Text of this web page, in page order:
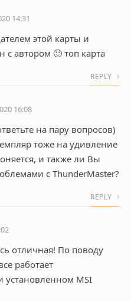
14:31
этой карты и
с автором 🙂 топ карта
REPLY
16:08
на пару вопросов)
тоже на удивление
и также ли Вы
с ThunderMaster?
REPLY
отличная! По поводу
работает
установленном MSI